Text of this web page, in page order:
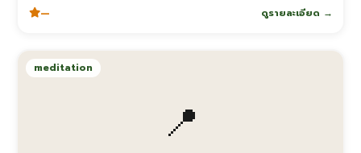
— ดูรายละเอียด →
📍
meditation